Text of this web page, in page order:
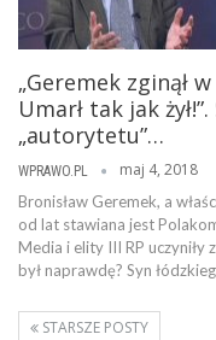
„Geremek zginął
Umarł tak jak
„autorytetu”…
WPRAWO.PL maj 4, 2018
Bronisław Geremek, a
od lat stawiana jest
Media i elity III RP
był naprawdę? Syn
STARSZE POSTY